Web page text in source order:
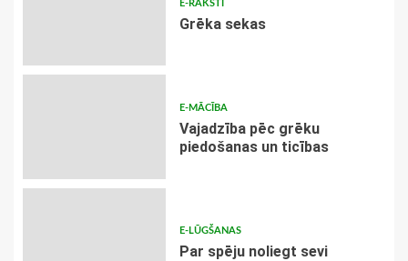
E-RAKSTI
Grēka sekas
E-MĀCĪBA
Vajadzība pēc grēku
piedošanas un ticības
E-LŪGŠANAS
Par spēju noliegt sevi